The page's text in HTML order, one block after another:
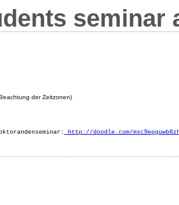
seminar
der Zeitzonen)
http://doodle.com/